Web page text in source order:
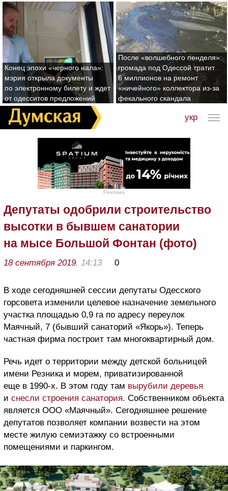
Конец эпохи «черного нала»:
мэрия открыла документы
по электронному билету и ждет
от одесситов предложений
После «волшебного пенделя»:
громада под Одессой тратит
6 миллионов на ремонт
«ничейного» коллектора из-за
фекального скандала
укр
Реклама
Депутаты одобрили строительство
высотки в бывшем санатории
на мысе Большой Фонтан (фото)
18 сентября 2019, 14:13 0
В ходе сегодняшней сессии депутаты Одесского
горсовета изменили целевое назначение земельного
участка площадью 0,9 га по адресу переулок
Маячный, 7 (бывший санаторий «Якорь»). Теперь
частная фирма построит там многоквартирный дом.
Речь идет о территории между детской больницей
имени Резника и морем, приватизированной
еще в 1990-х. В этом году там вырубили деревья
и снесли строения санатория. Собственником объекта
является ООО «Маячный». Сегодняшнее решение
депутатов позволяет компании возвести на этом
месте жилую семиэтажку со встроенными
помещениями и паркингом.